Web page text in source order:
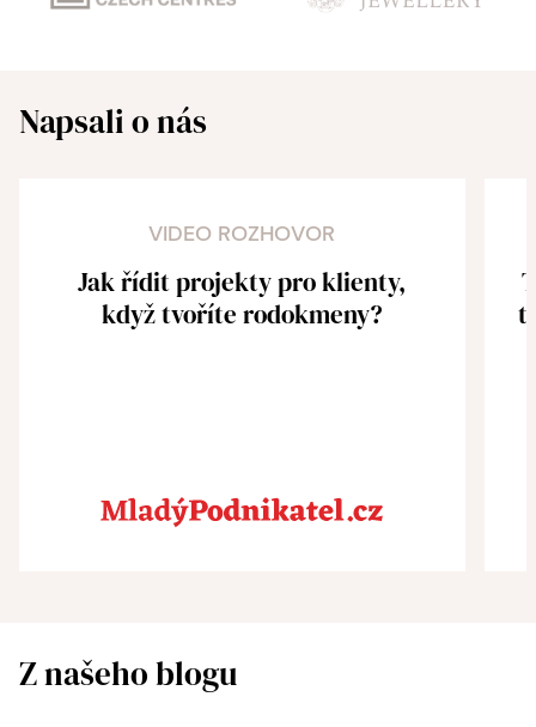
Napsali o nás
VIDEO ROZHOVOR
Jak řídit projekty pro klienty,
když tvoříte rodokmeny?
Z našeho blogu